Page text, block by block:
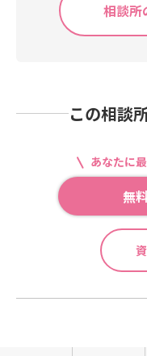
相談所
この相談
あなたに
無